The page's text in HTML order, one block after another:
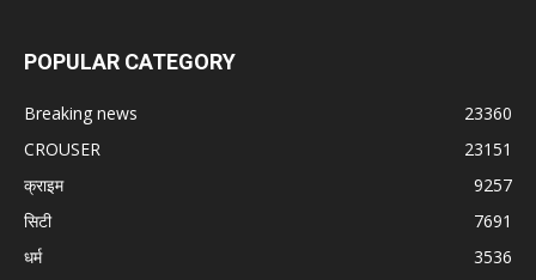
POPULAR CATEGORY
Breaking news
23360
CROUSER
23151
क्राइम
9257
सिटी
7691
धर्म
3536